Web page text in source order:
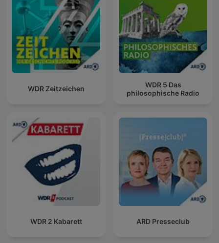
WDR Zeitzeichen
WDR 5 Das
philosophische Radio
WDR 2 Kabarett ARD Presseclub